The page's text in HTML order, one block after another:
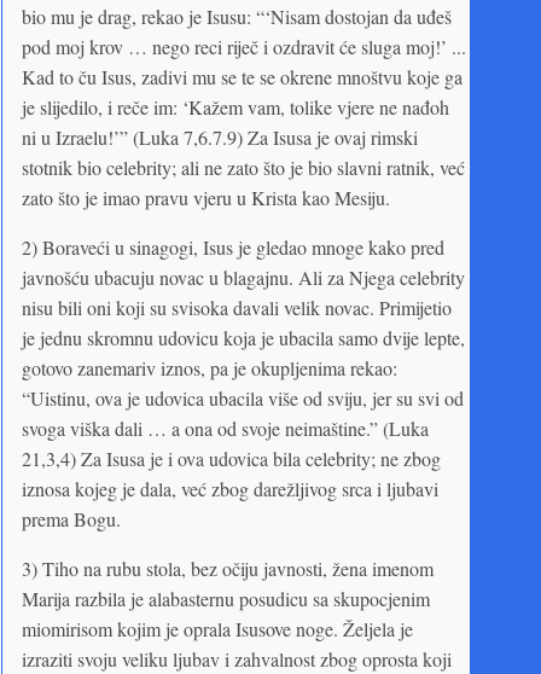
bio mu je drag, rekao je Isusu: “‘Nisam dostojan da uđeš
pod moj krov … nego reci riječ i ozdravit će sluga moj!’ ...
Kad to ču Isus, zadivi mu se te se okrene mnoštvu koje ga
je slijedilo, i reče im: ‘Kažem vam, tolike vjere ne nađoh
ni u Izraelu!’” (Luka 7,6.7.9) Za Isusa je ovaj rimski
stotnik bio celebrity; ali ne zato što je bio slavni ratnik, već
zato što je imao pravu vjeru u Krista kao Mesiju.
2) Boraveći u sinagogi, Isus je gledao mnoge kako pred
javnošću ubacuju novac u blagajnu. Ali za Njega celebrity
nisu bili oni koji su svisoka davali velik novac. Primijetio
je jednu skromnu udovicu koja je ubacila samo dvije lepte,
gotovo zanemariv iznos, pa je okupljenima rekao:
“Uistinu, ova je udovica ubacila više od sviju, jer su svi od
svoga viška dali … a ona od svoje neimaštine.” (Luka
21,3,4) Za Isusa je i ova udovica bila celebrity; ne zbog
iznosa kojeg je dala, već zbog darežljivog srca i ljubavi
prema Bogu.
3) Tiho na rubu stola, bez očiju javnosti, žena imenom
Marija razbila je alabasternu posudicu sa skupocjenim
miomirisom kojim je oprala Isusove noge. Željela je
izraziti svoju veliku ljubav i zahvalnost zbog oprosta koji